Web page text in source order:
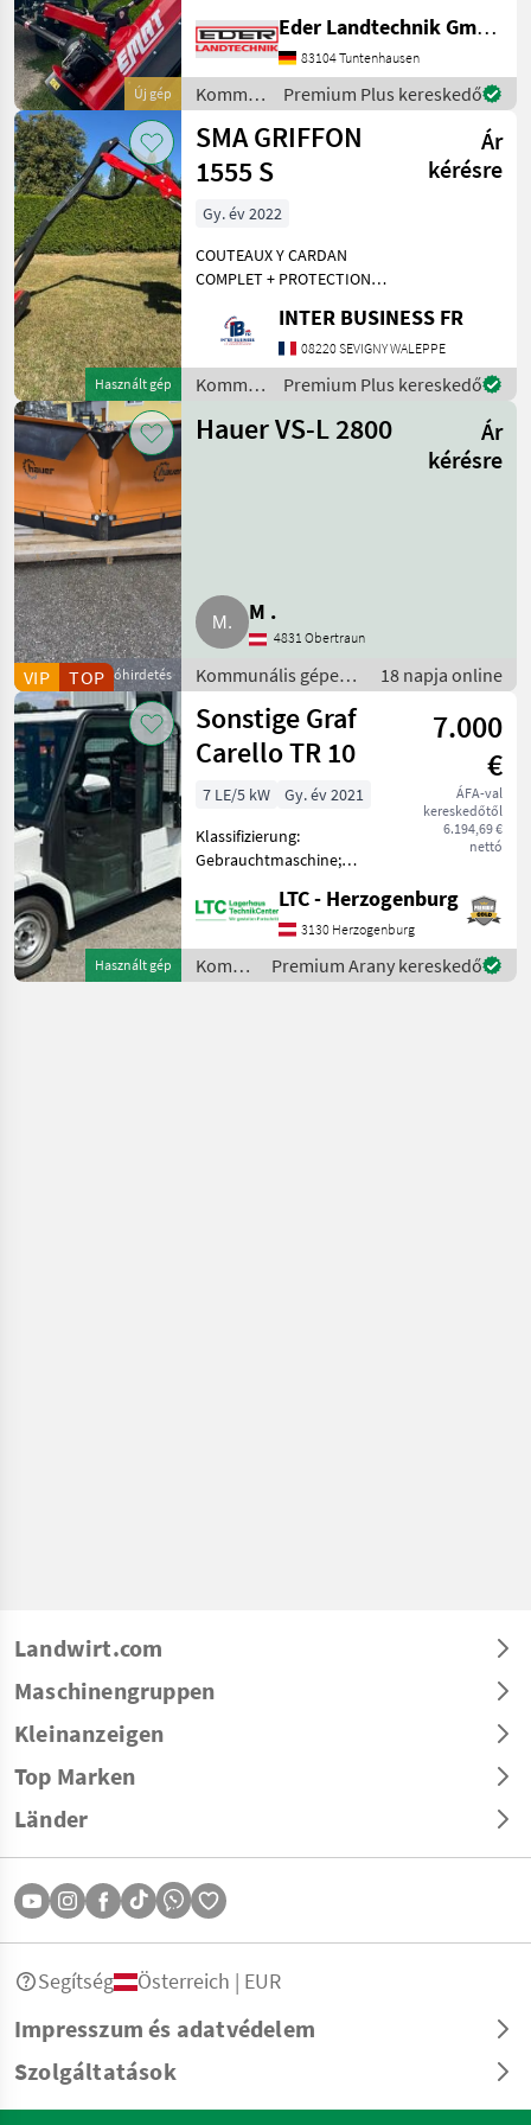
Új gép
Parallelogrammführung
und die ideale Lösung für
Traktoren mit geringerer
Leistung (Ab 25 PS). Er
eignet s
Eder Landtechnik GmbH
83104 Tuntenhausen
Kommunális
gépek /
Sonstige
Premium Plus kereskedő
Használt gép
SMA GRIFFON
1555 S
Ár
kérésre
Gy. év 2022
COUTEAUX Y CARDAN
COMPLET + PROTECTION
HEURES Kommunális gépek
Rézsűkasza
INTER BUSINESS FR
08220 SEVIGNY WALEPPE
Kommunális
Cosma
Premium Plus kereskedő
Apróhirdetés
VIP TOP
Hauer VS-L 2800
Ár
kérésre
M .
4831 Obertraun
Kommunális gépek
/ Szórógépek
18 napja online
Használt gép
Sonstige Graf
Carello TR 10
7.000
€
ÁFA-val
kereskedőtől
6.194,69 €
nettó
7 LE/5 kW
Gy. év 2021
Klassifizierung:
Gebrauchtmaschine;
L0JEBAD01M1009430;
Anzahl Vorbesitzer: 1;
Weitere
Maschinenmerkmale: Mit
LTC - Herzogenburg
3130 Herzogenburg
Kommunális
gépek /
Premium Arany kereskedő
Landwirt.com
Maschinengruppen
Kleinanzeigen
Top Marken
Länder
Impresszum és adatvédelem
Szolgáltatások
Segítség Österreich | EUR